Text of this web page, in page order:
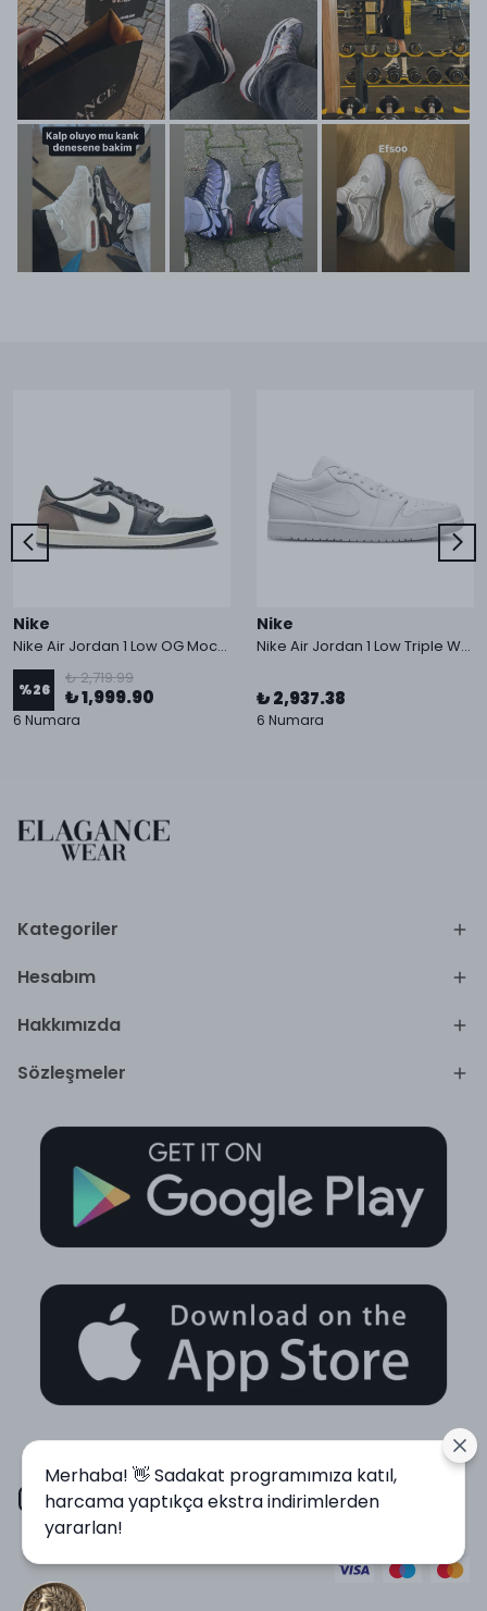
Nike
Nike Air Jordan 1 Low OG Mocha
%26
₺ 2,719.99
₺ 1,999.90
6 Numara
Nike
Nike Air Jordan 1 Low Triple White
₺ 2,937.38
6 Numara
Kategoriler
Hesabım
Hakkımızda
Sözleşmeler
Merhaba! 👋 Sadakat programımıza katıl,
harcama yaptıkça ekstra indirimlerden
yararlan!